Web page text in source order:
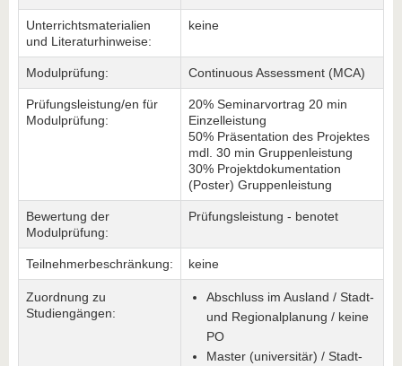
Unterrichtsmaterialien
und Literaturhinweise:
keine
Modulprüfung: Continuous Assessment (MCA)
Prüfungsleistung/en für
Modulprüfung:
20% Seminarvortrag 20 min
Einzelleistung
50% Präsentation des Projektes
mdl. 30 min Gruppenleistung
30% Projektdokumentation
(Poster) Gruppenleistung
Bewertung der
Modulprüfung:
Prüfungsleistung - benotet
Teilnehmerbeschränkung: keine
Zuordnung zu
Studiengängen:
Abschluss im Ausland / Stadt-
und Regionalplanung / keine
PO
Master (universitär) / Stadt-